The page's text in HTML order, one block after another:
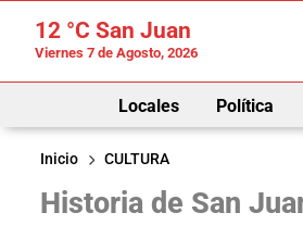
12 °C San Juan
Viernes 7 de Agosto, 2026
Locales Política
Inicio
CULTURA
Historia de San